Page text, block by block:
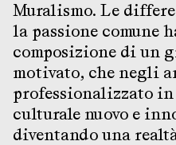
Muralismo. Le
la passione comune
composizione di un
motivato, che negli
professionalizzato
culturale nuovo e
diventando una